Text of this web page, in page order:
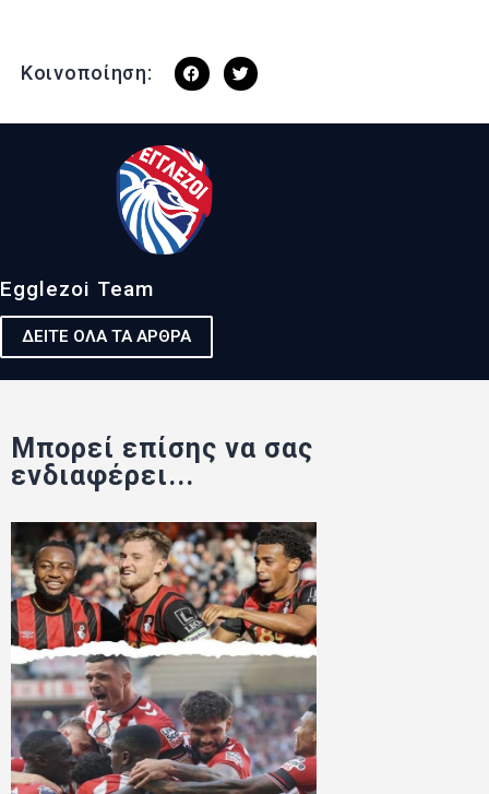
Κοινοποίηση:
Egglezoi Team
ΔΕΙΤΕ ΟΛΑ ΤΑ ΑΡΘΡΑ
Μπορεί επίσης να σας
ενδιαφέρει...